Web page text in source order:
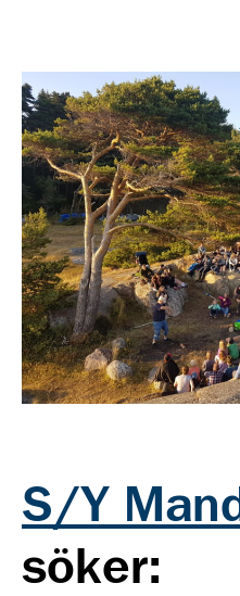
S/Y
söker: